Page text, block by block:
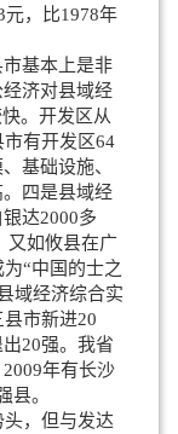
元，比1978年
基本上是非
济对县域经
。开发区从
有开发区64
基础设施、
四是县域经
达2000多
又如攸县在广
“中国的士之
域经济综合实
市新进20
20强。我省
年有长沙
县。
，但与发达